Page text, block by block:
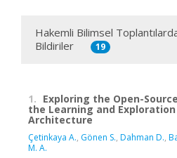
Hakemli Bilimsel
Bildiriler
19
1. Exploring the Open-
the Learning and Exploration
Architecture
Çetinkaya A., Gönen S., Dahman D.,
M. A.